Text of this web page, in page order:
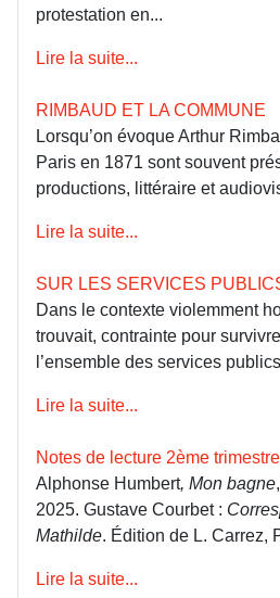
protestation en...
Lire la suite...
RIMBAUD ET LA COMMUNE
Lorsqu’on évoque Arthur
Paris en 1871 sont souvent
productions, littéraire et
Lire la suite...
SUR LES SERVICES
Dans le contexte violemment
trouvait, contrainte pour
l’ensemble des services
Lire la suite...
Notes de lecture 2ème
Alphonse Humbert, Mon bagne
2025. Gustave Courbet :
Mathilde. Édition de L. Carrez,
Lire la suite...